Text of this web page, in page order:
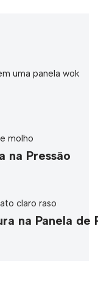
na Pressão
na Panela de